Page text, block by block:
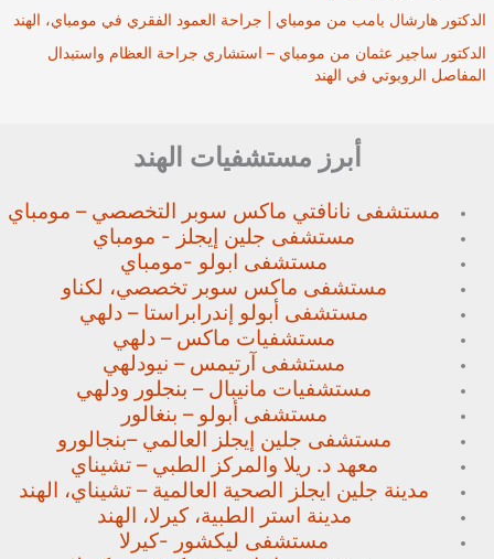
الدكتور هارشال بامب من مومباي | جراحة العمود الفقري في مومباي، الهند
الدكتور ساجير عثمان من مومباي – استشاري جراحة العظام واستبدال
المفاصل الروبوتي في الهند
أبرز مستشفيات الهند
مستشفى نانافتي ماكس سوبر التخصصي – مومباي
مستشفى جلين إيجلز - مومباي
مستشفى ابولو -مومباي
مستشفى ماكس سوبر تخصصي، لكناو
مستشفى أبولو إندرابراستا – دلهي
مستشفيات ماكس – دلهي
مستشفى آرتيمس – نيودلهي
مستشفيات مانيبال – بنجلور ودلهي
مستشفى أبولو – بنغالور
مستشفى جلين إيجلز العالمي –بنجالورو
معهد د. ريلا والمركز الطبي – تشيناي
مدينة جلين ايجلز الصحية العالمية – تشيناي، الهند
مدينة استر الطبية، كيرلا، الهند
مستشفى ليكشور -كيرلا